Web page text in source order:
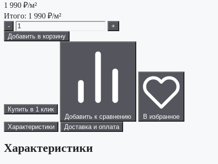
1 990 ₽/м²
Итого: 1 990 ₽/м²
-
+
Добавить в корзину
Купить в 1 клик
Добавить к сравнению
В избранное
Характеристики
Доставка и оплата
Характеристики